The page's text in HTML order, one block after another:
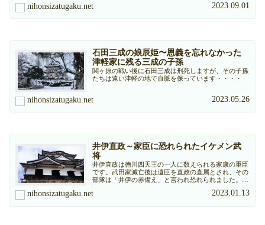
nihonsizatugaku.net 2023.09.01
石田三成の娘辰姫〜恩義を忘れなかった
津軽家に残る三成の子孫
関ヶ原の戦い後に石田三成は刑死しますが、その子孫
たちは遠い津軽の地で血脈を保っています・・・・
nihonsizatugaku.net 2023.05.26
井伊直政～家臣に恐れられたイケメン武
将
井伊直政は徳川四天王の一人に数えられる家康の重臣
です。武田家滅亡後は遺臣を直政の直属とされ、その
部隊は「井伊の赤備え」と言われ恐れられました。天
の上野国箕輪１２万石を与えられます。その生涯につ
nihonsizatugaku.net 2023.01.13